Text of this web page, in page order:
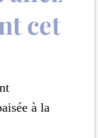
cet
à la